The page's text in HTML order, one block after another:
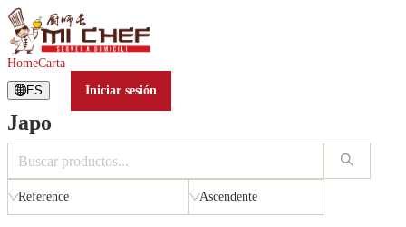
Japo
HomeCarta
ES
Iniciar sesión
r
g
a
Japo
Reference Ascendente